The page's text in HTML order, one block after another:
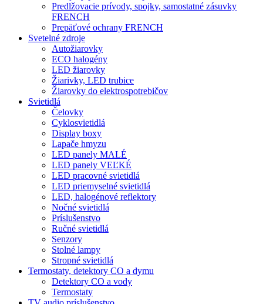
Predlžovacie prívody, spojky, samostatné zásuvky
FRENCH
Prepäťové ochrany FRENCH
Svetelné zdroje
Autožiarovky
ECO halogény
LED žiarovky
Žiarivky, LED trubice
Žiarovky do elektrospotrebičov
Svietidlá
Čelovky
Cyklosvietidlá
Display boxy
Lapače hmyzu
LED panely MALÉ
LED panely VEĽKÉ
LED pracovné svietidlá
LED priemyselné svietidlá
LED, halogénové reflektory
Nočné svietidlá
Príslušenstvo
Ručné svietidlá
Senzory
Stolné lampy
Stropné svietidlá
Termostaty, detektory CO a dymu
Detektory CO a vody
Termostaty